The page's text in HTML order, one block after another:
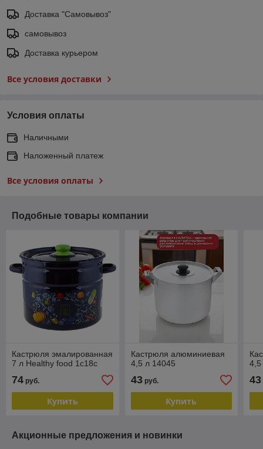
Доставка "Самовывоз"
самовывоз
Доставка курьером
Все условия доставки
Условия оплаты
Наличными
Наложенный платеж
Все условия оплаты
Подобные товары компании
Кастрюля эмалированная
7 л Healthy food 1с18с
74 руб.
Купить
Кастрюля алюминиевая
4,5 л 14045
43руб.
Купить
43
Акционные предложения и новинки